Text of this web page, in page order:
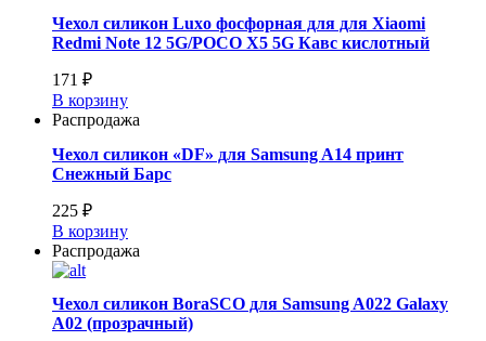
Чехол силикон Luxo фосфорная для для Xiaomi
Redmi Note 12 5G/POCO X5 5G Кавс кислотный
171 ₽
В корзину
Распродажа
Чехол силикон «DF» для Samsung A14 принт
Снежный Барс
225 ₽
В корзину
Распродажа
Чехол силикон BoraSCO для Samsung A022 Galaxy
A02 (прозрачный)